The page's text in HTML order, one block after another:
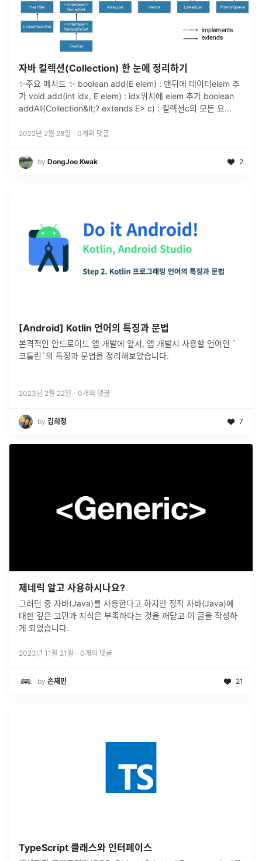
자바 컬렉션(Collection) 한 눈에 정리하기
✨주요 메서드 ✨ boolean add(E elem) : 맨뒤에 데이터elem 추
가 void add(int idx, E elem) : idx위치에 elem 추가 boolean
addAll(Collection&lt;? extends E> c) : 컬렉션c의 모든 요...
2022년 2월 28일 · 0개의 댓글
by DongJoo Kwak 2
[Android] Kotlin 언어의 특징과 문법
본격적인 안드로이드 앱 개발에 앞서, 앱 개발시 사용할 언어인 `
코틀린`의 특징과 문법을 정리해보았습니다.
2023년 2월 22일 · 0개의 댓글
by 김희정 7
제네릭 알고 사용하시나요?
그러던 중 자바(Java)를 사용한다고 하지만 정작 자바(Java)에
대한 깊은 고민과 지식은 부족하다는 것을 깨닫고 이 글을 작성하
게 되었습니다.
2023년 11월 21일 · 0개의 댓글
by 손재민 21
TypeScript 클래스와 인터페이스